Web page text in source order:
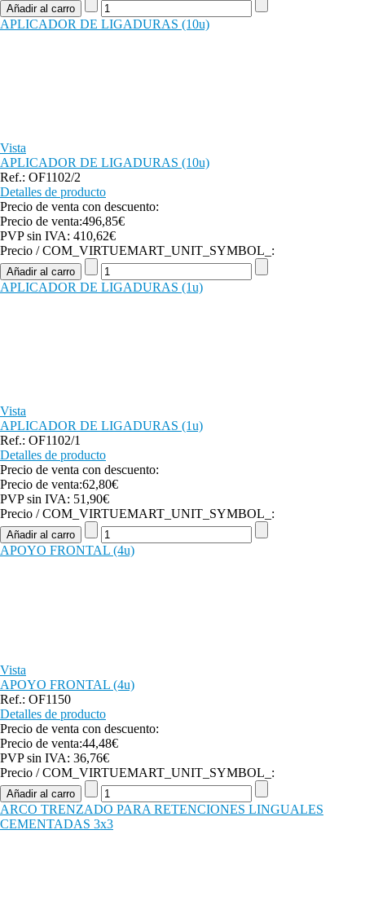
APLICADOR DE LIGADURAS (10u)
Vista
APLICADOR DE LIGADURAS (10u)
Ref.: OF1102/2
Detalles de producto
Precio de venta con descuento:
Precio de venta:496,85€
PVP sin IVA: 410,62€
Precio / COM_VIRTUEMART_UNIT_SYMBOL_:
APLICADOR DE LIGADURAS (1u)
Vista
APLICADOR DE LIGADURAS (1u)
Ref.: OF1102/1
Detalles de producto
Precio de venta con descuento:
Precio de venta:62,80€
PVP sin IVA: 51,90€
Precio / COM_VIRTUEMART_UNIT_SYMBOL_:
APOYO FRONTAL (4u)
Vista
APOYO FRONTAL (4u)
Ref.: OF1150
Detalles de producto
Precio de venta con descuento:
Precio de venta:44,48€
PVP sin IVA: 36,76€
Precio / COM_VIRTUEMART_UNIT_SYMBOL_:
ARCO TRENZADO PARA RETENCIONES LINGUALES
CEMENTADAS 3x3